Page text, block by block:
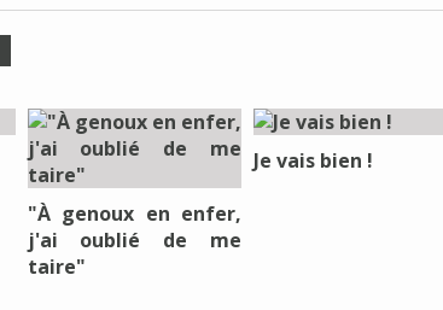
"À genoux en enfer,
j'ai oublié de me
taire"
Je vais bien !